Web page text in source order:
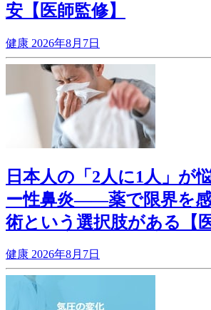
安【医師監修】
健康 2026年8月7日
日本人の「2人に1人」が
ー性鼻炎——薬で限界を
術という選択肢がある【
健康 2026年8月7日